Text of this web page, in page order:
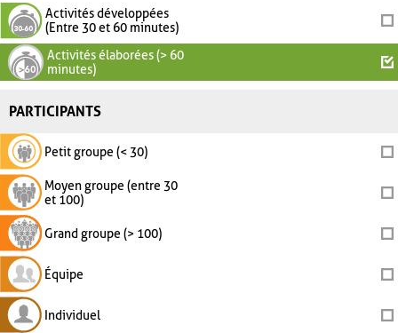
Activités développées
(Entre 30 et 60 minutes)
Activités élaborées (> 60
minutes)
PARTICIPANTS
Petit groupe (< 30)
Moyen groupe (entre 30
et 100)
Grand groupe (> 100)
Équipe
Individuel